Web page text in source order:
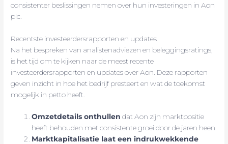
consistenter beslissingen nemen over hun investeringen in Aon
plc.
Recentste investeerdersrapporten en updates
Na het bespreken van analistenadviezen en beleggingsratings,
is het tijd om te kijken naar de meest recente
investeerdersrapporten en updates over Aon. Deze rapporten
geven inzicht in hoe het bedrijf presteert en wat de toekomst
mogelijk in petto heeft.
Omzetdetails onthullen dat Aon zijn marktpositie
heeft behouden met consistente groei door de jaren heen.
Marktkapitalisatie laat een indrukwekkende